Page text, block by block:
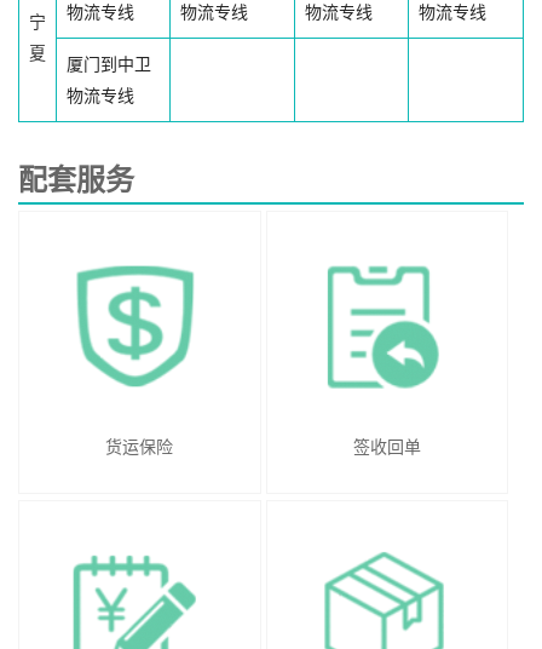
宁
夏
物流专线
物流专线
物流专线
物流专线
厦门到中卫
物流专线
配套服务
货运保险 签收回单